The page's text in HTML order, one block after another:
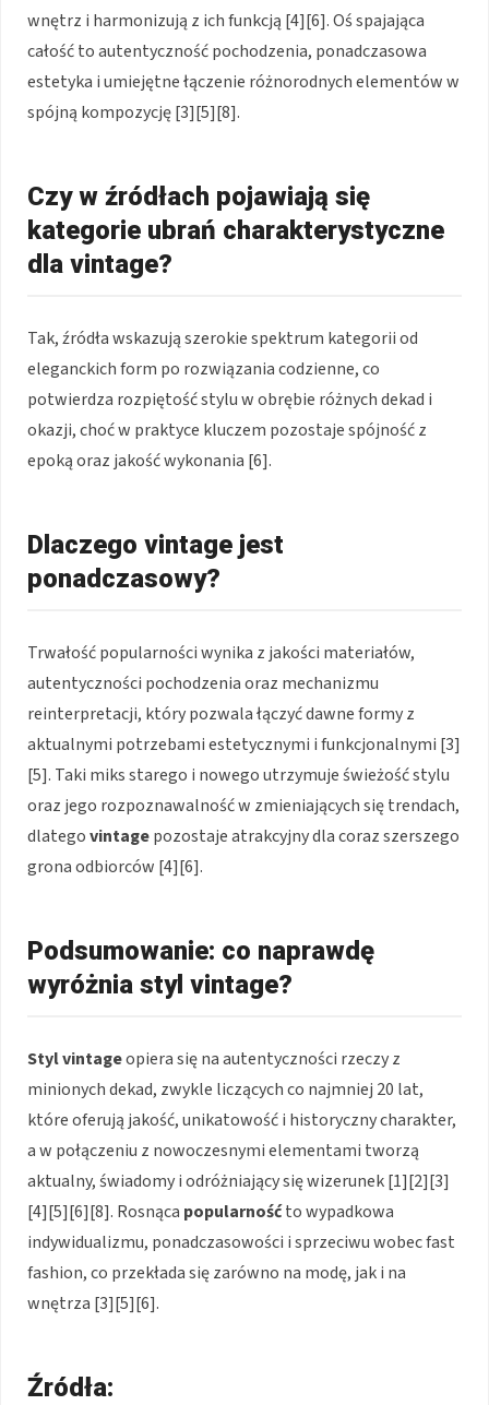
wnętrz i harmonizują z ich funkcją [4][6]. Oś spajająca
całość to autentyczność pochodzenia, ponadczasowa
estetyka i umiejętne łączenie różnorodnych elementów w
spójną kompozycję [3][5][8].
Czy w źródłach pojawiają się
kategorie ubrań charakterystyczne
dla vintage?
Tak, źródła wskazują szerokie spektrum kategorii od
eleganckich form po rozwiązania codzienne, co
potwierdza rozpiętość stylu w obrębie różnych dekad i
okazji, choć w praktyce kluczem pozostaje spójność z
epoką oraz jakość wykonania [6].
Dlaczego vintage jest
ponadczasowy?
Trwałość popularności wynika z jakości materiałów,
autentyczności pochodzenia oraz mechanizmu
reinterpretacji, który pozwala łączyć dawne formy z
aktualnymi potrzebami estetycznymi i funkcjonalnymi [3]
[5]. Taki miks starego i nowego utrzymuje świeżość stylu
oraz jego rozpoznawalność w zmieniających się trendach,
dlategovintagepozostaje atrakcyjny dla coraz szerszego
grona odbiorców [4][6].
Podsumowanie: co naprawdę
wyróżnia styl vintage?
Styl vintageopiera się na autentyczności rzeczy z
minionych dekad, zwykle liczących co najmniej 20 lat,
które oferują jakość, unikatowość i historyczny charakter,
a w połączeniu z nowoczesnymi elementami tworzą
aktualny, świadomy i odróżniający się wizerunek [1][2][3]
[4][5][6][8]. Rosnąca popularnośćto wypadkowa
indywidualizmu, ponadczasowości i sprzeciwu wobec fast
fashion, co przekłada się zarówno na modę, jak i na
wnętrza [3][5][6].
Źródła: